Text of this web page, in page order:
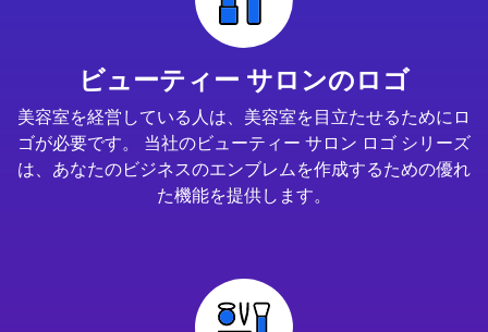
ビューティー サロンのロゴ
美容室を経営している人は、美容室を目立たせるためにロ
ゴが必要です。 当社のビューティー サロン ロゴ シリーズ
は、あなたのビジネスのエンブレムを作成するための優れ
た機能を提供します。